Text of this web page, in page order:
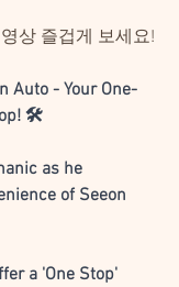
상 즐겁게 보세요!
Auto - Your One-
🛠️
as he
of Seeon
a 'One Stop'